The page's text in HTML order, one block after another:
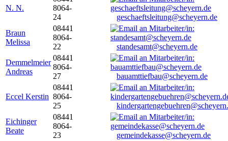
N. N.
8064-
24
geschaeftsleitung@scheyern.de
Braun
Melissa
08441
8064-
22
standesamt@scheyern.de
Demmelmeier
Andreas
08441
8064-
27
bauamttiefbau@scheyern.de
Eccel Kerstin
08441
8064-
25
Eichinger
Beate
08441
8064-
23
gemeindekasse@scheyern.de